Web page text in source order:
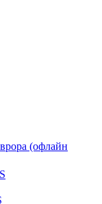
(офлайн